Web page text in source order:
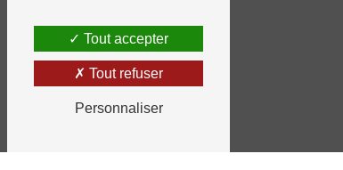
Tout accepter
Tout refuser
Personnaliser